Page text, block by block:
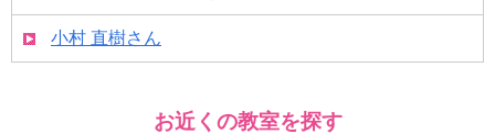
小村 直樹さん
お近くの教室を探す